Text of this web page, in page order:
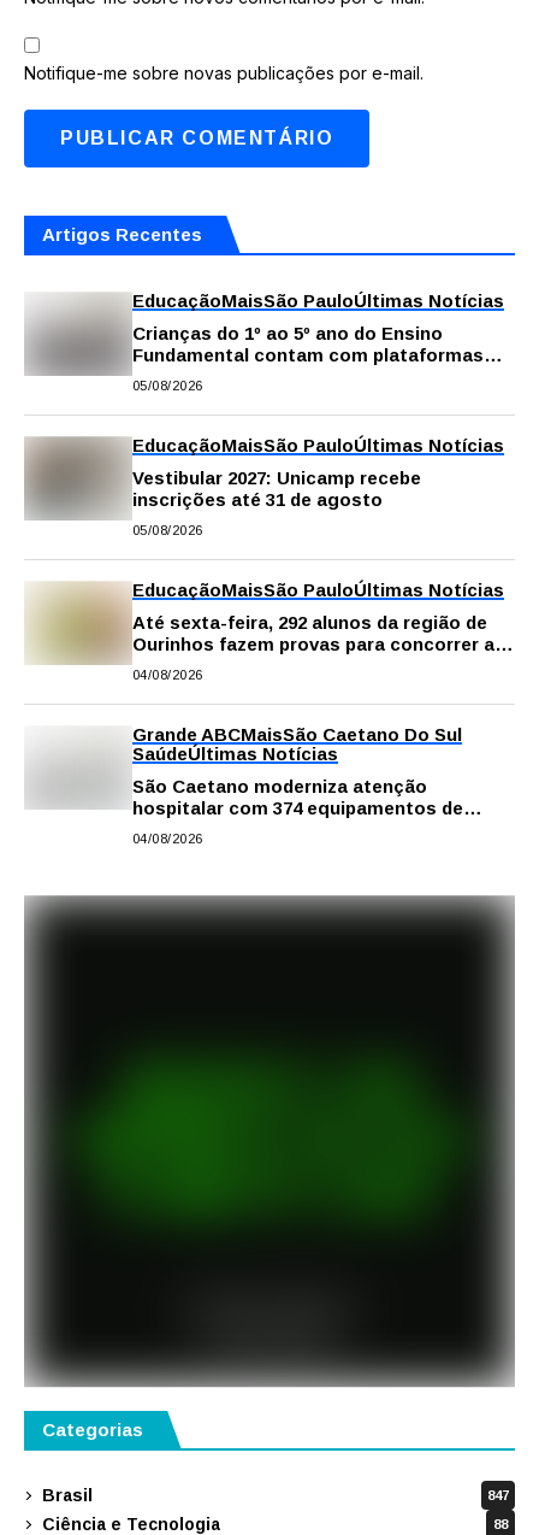
Notifique-me sobre novas publicações por e-mail.
Artigos Recentes
EducaçãoMaisSão PauloÚltimas Notícias
Crianças do 1º ao 5º ano do Ensino
Fundamental contam com plataformas
digitais para apoiar estudos na escola e
05/08/2026
EducaçãoMaisSão PauloÚltimas Notícias
Vestibular 2027: Unicamp recebe
inscrições até 31 de agosto
05/08/2026
EducaçãoMaisSão PauloÚltimas Notícias
Até sexta-feira, 292 alunos da região de
Ourinhos fazem provas para concorrer a
intercâmbio internacional
04/08/2026
Grande ABCMaisSão Caetano Do Sul
SaúdeÚltimas Notícias
São Caetano moderniza atenção
hospitalar com 374 equipamentos de
última geração
04/08/2026
Categorias
Brasil 847
Ciência e Tecnologia 88